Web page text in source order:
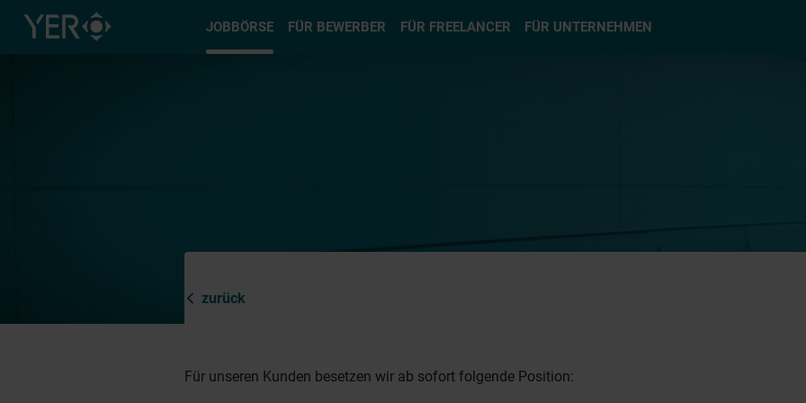
JOBBÖRSE FÜR BEWERBER FÜR FREELANCER FÜR UNTERNEHMEN
Typ auswählen
zurück
Für unseren Kunden besetzen wir ab sofort folgende Position: